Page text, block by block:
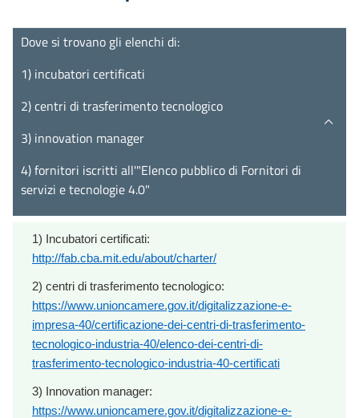
Dove si trovano gli elenchi di:
1) incubatori certificati
2) centri di trasferimento tecnologico
3) innovation manager
4) fornitori iscritti all'"Elenco pubblico di Fornitori di
servizi e tecnologie 4.0"
1) Incubatori certificati:
http://fab.cba.mit.edu/about/charter/
2) centri di trasferimento tecnologico:
https://www.unioncamere.gov.it/digitalizzazione-e-
impresa-40/certificazione-dei-centri-di-trasferimento-
tecnologico-industria-40/elenco-dei-centri-di-
trasferimento-tecnologico-industria-40-certificati
3) Innovation manager:
https://www.unioncamere.gov.it/digitalizzazione-e-